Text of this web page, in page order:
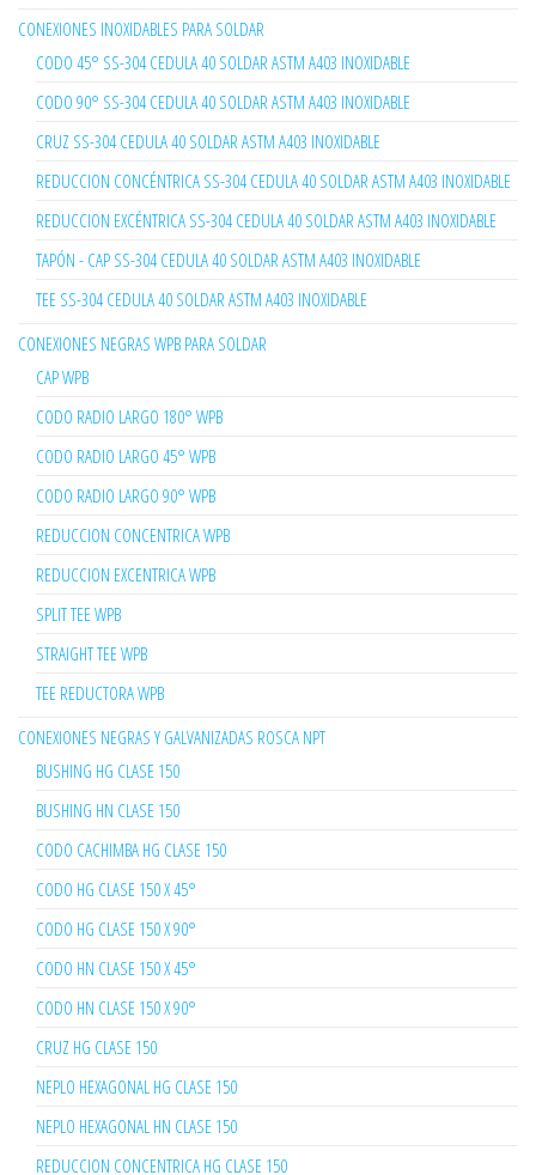
CONEXIONES INOXIDABLES PARA SOLDAR
CODO 45° SS-304 CEDULA 40 SOLDAR ASTM A403 INOXIDABLE
CODO 90° SS-304 CEDULA 40 SOLDAR ASTM A403 INOXIDABLE
CRUZ SS-304 CEDULA 40 SOLDAR ASTM A403 INOXIDABLE
REDUCCION CONCÉNTRICA SS-304 CEDULA 40 SOLDAR ASTM A403 INOXIDABLE
REDUCCION EXCÉNTRICA SS-304 CEDULA 40 SOLDAR ASTM A403 INOXIDABLE
TAPÓN - CAP SS-304 CEDULA 40 SOLDAR ASTM A403 INOXIDABLE
TEE SS-304 CEDULA 40 SOLDAR ASTM A403 INOXIDABLE
CONEXIONES NEGRAS WPB PARA SOLDAR
CAP WPB
CODO RADIO LARGO 180° WPB
CODO RADIO LARGO 45° WPB
CODO RADIO LARGO 90° WPB
REDUCCION CONCENTRICA WPB
REDUCCION EXCENTRICA WPB
SPLIT TEE WPB
STRAIGHT TEE WPB
TEE REDUCTORA WPB
CONEXIONES NEGRAS Y GALVANIZADAS ROSCA NPT
BUSHING HG CLASE 150
BUSHING HN CLASE 150
CODO CACHIMBA HG CLASE 150
CODO HG CLASE 150 X 45°
CODO HG CLASE 150 X 90°
CODO HN CLASE 150 X 45°
CODO HN CLASE 150 X 90°
CRUZ HG CLASE 150
NEPLO HEXAGONAL HG CLASE 150
NEPLO HEXAGONAL HN CLASE 150
REDUCCION CONCENTRICA HG CLASE 150